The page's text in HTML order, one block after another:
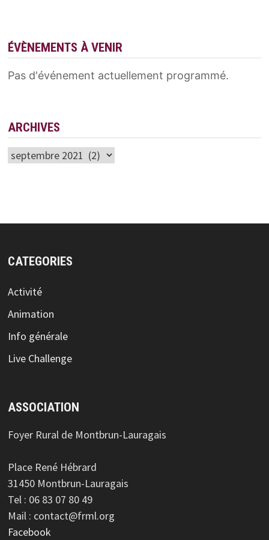
ÉVÈNEMENTS À VENIR
Pas d'événement actuellement programmé.
ARCHIVES
Archives
CATEGORIES
Activité
Animation
Info générale
Live Challenge
ASSOCIATION
Foyer Rural de Montbrun-Lauragais
Place René Hébrard
31450 Montbrun-Lauragais
Tel : 06 83 07 80 49
Mail : contact@frml.org
Facebook